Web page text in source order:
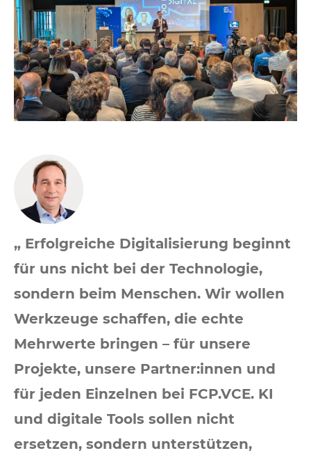
„ Erfolgreiche Digitalisierung beginnt
für uns nicht bei der Technologie,
sondern beim Menschen. Wir wollen
Werkzeuge schaffen, die echte
Mehrwerte bringen – für unsere
Projekte, unsere Partner:innen und
für jeden Einzelnen bei FCP.VCE. KI
und digitale Tools sollen nicht
ersetzen, sondern unterstützen,